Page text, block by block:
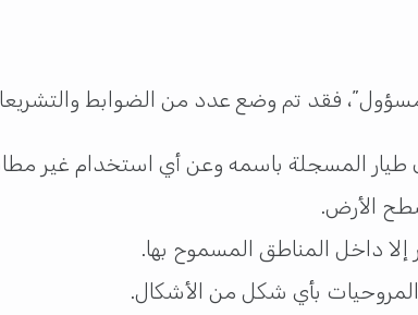
فقد تم وضع عدد من الضوابط
طيار المسجلة باسمه وعن أي استخدام غير
داخل المناطق المسموح بها.
المروحيات بأي شكل من الأشكال.